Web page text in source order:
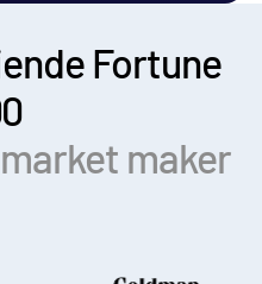
Fortune
maker